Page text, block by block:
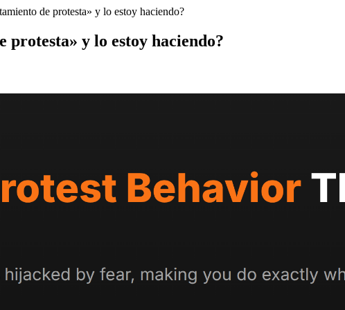
de protesta» y lo estoy haciendo?
protesta» y lo estoy haciendo?